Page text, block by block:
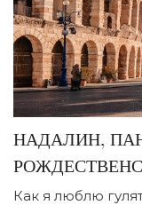
НАДАЛИН,
Как я люблю